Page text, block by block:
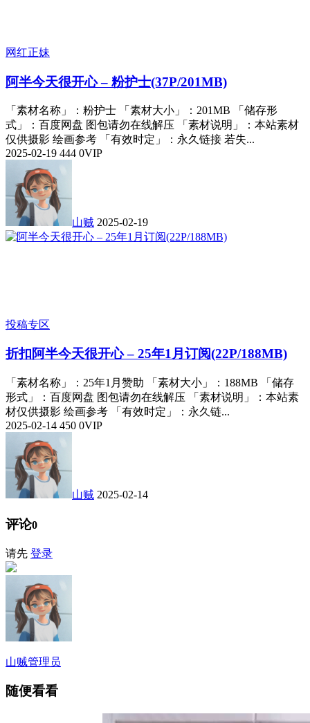
网红正妹
阿半今天很开心 – 粉护士(37P/201MB)
「素材名称」：粉护士 「素材大小」：201MB 「储存形
式」：百度网盘 图包请勿在线解压 「素材说明」：本站素材
仅供摄影 绘画参考 「有效时定」：永久链接 若失...
2025-02-19 444 0VIP
山贼 2025-02-19
投稿专区
折扣阿半今天很开心 – 25年1月订阅(22P/188MB)
「素材名称」：25年1月赞助 「素材大小」：188MB 「储存
形式」：百度网盘 图包请勿在线解压 「素材说明」：本站素
材仅供摄影 绘画参考 「有效时定」：永久链...
2025-02-14 450 0VIP
山贼 2025-02-14
评论0
请先 登录
山贼管理员
随便看看